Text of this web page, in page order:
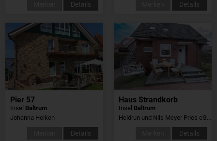
Details Details
Pier 57
Insel Baltrum
Johanna Heiken
Details
Haus Strandkorb
Insel Baltrum
Heidrun und Nils Meyer Pries eGbR
Details